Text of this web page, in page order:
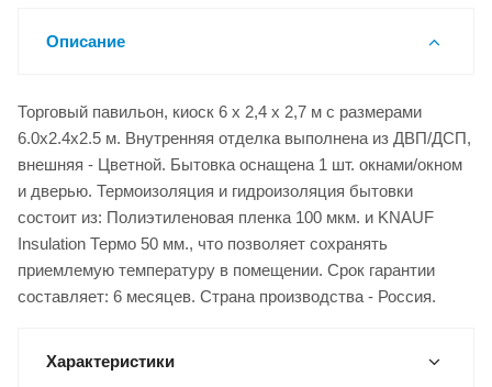
Описание
Торговый павильон, киоск 6 х 2,4 х 2,7 м с размерами
6.0x2.4x2.5 м. Внутренняя отделка выполнена из ДВП/ДСП,
внешняя - Цветной. Бытовка оснащена 1 шт. окнами/окном
и дверью. Термоизоляция и гидроизоляция бытовки
состоит из: Полиэтиленовая пленка 100 мкм. и KNAUF
Insulation Термо 50 мм., что позволяет сохранять
приемлемую температуру в помещении. Срок гарантии
составляет: 6 месяцев. Страна производства - Россия.
Характеристики